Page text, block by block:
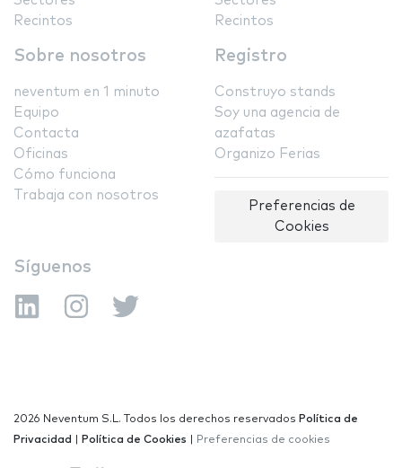
Recintos
Recintos
Sobre nosotros
neventum en 1 minuto
Equipo
Contacta
Oficinas
Cómo funciona
Trabaja con nosotros
Registro
Construyo stands
Soy una agencia de
azafatas
Organizo Ferias
Preferencias de
Cookies
Síguenos
2026 Neventum S.L. Todos los derechos reservados Política de
Privacidad
Política de Cookies Preferencias de cookies